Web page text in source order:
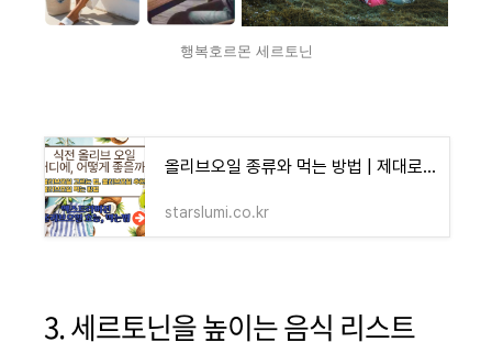
행복호르몬 세르토닌
올리브오일 종류와 먹는 방법 | 제대로 알고 섭취하는 법 - 블루 오아시스 정보 모음
starslumi.co.kr
3. 세르토닌을 높이는 음식 리스트